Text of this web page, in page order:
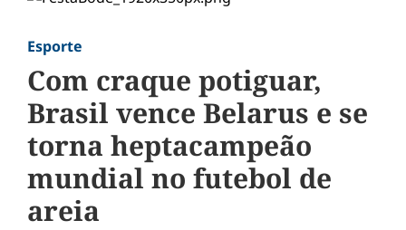
Esporte
Com craque potiguar,
Brasil vence Belarus e se
torna heptacampeão
mundial no futebol de
areia